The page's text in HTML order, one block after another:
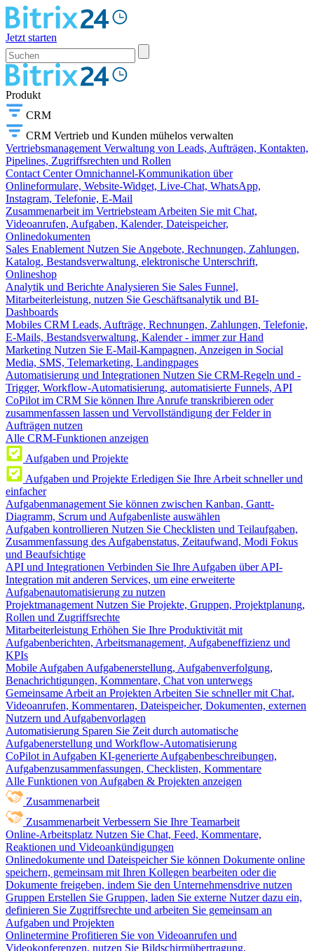
Jetzt starten
Produkt
CRM
CRM Vertrieb und Kunden mühelos verwalten
Vertriebsmanagement Verwaltung von Leads, Aufträgen, Kontakten,
Pipelines, Zugriffsrechten und Rollen
Contact Center Omnichannel-Kommunikation über
Onlineformulare, Website-Widget, Live-Chat, WhatsApp,
Instagram, Telefonie, E-Mail
Zusammenarbeit im Vertriebsteam Arbeiten Sie mit Chat,
Videoanrufen, Aufgaben, Kalender, Dateispeicher,
Onlinedokumenten
Sales Enablement Nutzen Sie Angebote, Rechnungen, Zahlungen,
Katalog, Bestandsverwaltung, elektronische Unterschrift,
Onlineshop
Analytik und Berichte Analysieren Sie Sales Funnel,
Mitarbeiterleistung, nutzen Sie Geschäftsanalytik und BI-
Dashboards
Mobiles CRM Leads, Aufträge, Rechnungen, Zahlungen, Telefonie,
E-Mails, Bestandsverwaltung, Kalender - immer zur Hand
Marketing Nutzen Sie E-Mail-Kampagnen, Anzeigen in Social
Media, SMS, Telemarketing, Landingpages
Automatisierung und Integrationen Nutzen Sie CRM-Regeln und -
Trigger, Workflow-Automatisierung, automatisierte Funnels, API
CoPilot im CRM Sie können Ihre Anrufe transkribieren oder
zusammenfassen lassen und Vervollständigung der Felder in
Aufträgen nutzen
Alle CRM-Funktionen anzeigen
Aufgaben und Projekte
Aufgaben und Projekte Erledigen Sie Ihre Arbeit schneller und
einfacher
Aufgabenmanagement Sie können zwischen Kanban, Gantt-
Diagramm, Scrum und Aufgabenliste auswählen
Aufgaben kontrollieren Nutzen Sie Checklisten und Teilaufgaben,
Zusammenfassung des Aufgabenstatus, Zeitaufwand, Modi Fokus
und Beaufsichtige
API und Integrationen Verbinden Sie Ihre Aufgaben über API-
Integration mit anderen Services, um eine erweiterte
Aufgabenautomatisierung zu nutzen
Projektmanagement Nutzen Sie Projekte, Gruppen, Projektplanung,
Rollen und Zugriffsrechte
Mitarbeiterleistung Erhöhen Sie Ihre Produktivität mit
Aufgabenberichten, Arbeitsmanagement, Aufgabeneffizienz und
KPIs
Mobile Aufgaben Aufgabenerstellung, Aufgabenverfolgung,
Benachrichtigungen, Kommentare, Chat von unterwegs
Gemeinsame Arbeit an Projekten Arbeiten Sie schneller mit Chat,
Videoanrufen, Kommentaren, Dateispeicher, Dokumenten, externen
Nutzern und Aufgabenvorlagen
Automatisierung Sparen Sie Zeit durch automatische
Aufgabenerstellung und Workflow-Automatisierung
CoPilot in Aufgaben KI-generierte Aufgabenbeschreibungen,
Aufgabenzusammenfassungen, Checklisten, Kommentare
Alle Funktionen von Aufgaben & Projekten anzeigen
Zusammenarbeit
Zusammenarbeit Verbessern Sie Ihre Teamarbeit
Online-Arbeitsplatz Nutzen Sie Chat, Feed, Kommentare,
Reaktionen und Videoankündigungen
Onlinedokumente und Dateispeicher Sie können Dokumente online
speichern, gemeinsam mit Ihren Kollegen bearbeiten oder die
Dokumente freigeben, indem Sie den Unternehmensdrive nutzen
Gruppen Erstellen Sie Gruppen, laden Sie externe Nutzer dazu ein,
definieren Sie Zugriffsrechte und arbeiten Sie gemeinsam an
Aufgaben und Projekten
Onlinetermine Profitieren Sie von Videoanrufen und
Videokonferenzen, nutzen Sie Bildschirmübertragung,